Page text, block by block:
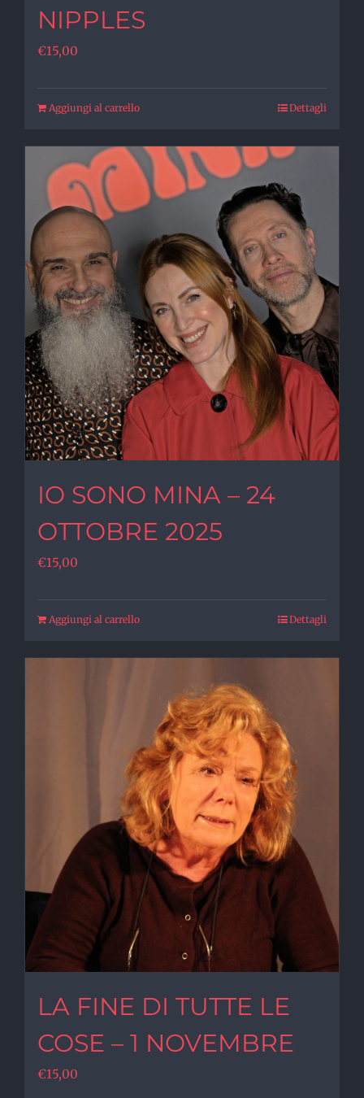
NIPPLES
€15,00
Aggiungi al carrello Dettagli
IO SONO MINA – 24
OTTOBRE 2025
€15,00
Aggiungi al carrello Dettagli
LA FINE DI TUTTE LE
COSE – 1 NOVEMBRE
€15,00